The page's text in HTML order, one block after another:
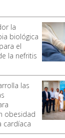
la
biológica
el
la nefritis
las
obesidad
cardíaca